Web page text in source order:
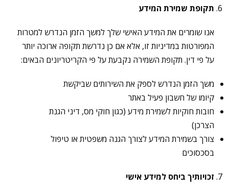
תקופת שמירת המידע
אנו שומרים את המידע האישי שלך למשך הזמן הנדרש למטרות
המפורטות במדיניות זו, אלא אם כן נדרשת תקופה ארוכה יותר
על פי דין. תקופת השמירה נקבעת על פי הקריטריונים הבאים:
משך הזמן הנדרש לספק את השירותים שביקשת
קיומו של חשבון פעיל באתר
חובות חוקיות לשמירת מידע (כגון חוקי מס, דיני הגנת
הצרכן)
צורך בשמירת המידע לצורך הגנה משפטית או טיפול
בסכסוכים
זכויותיך ביחס למידע אישי